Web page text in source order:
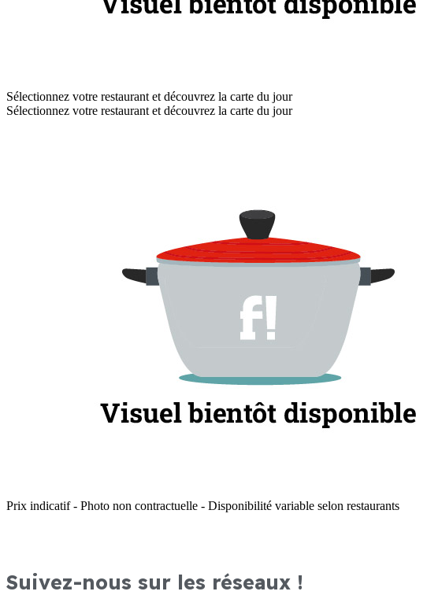
Sélectionnez votre restaurant et découvrez la carte du jour
Sélectionnez votre restaurant et découvrez la carte du jour
Prix indicatif - Photo non contractuelle - Disponibilité variable selon restaurants
Suivez-nous sur les réseaux !